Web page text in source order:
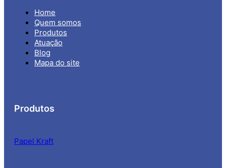
Home
Quem somos
Produtos
Atuação
Blog
Mapa do site
Produtos
Papel Kraft